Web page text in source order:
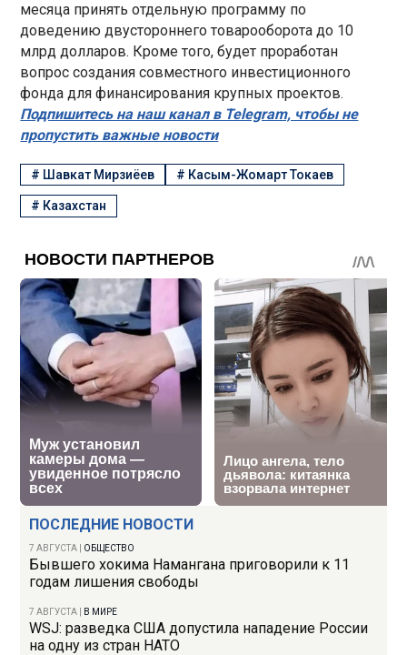
ПОСЛЕДНИЕ НОВОСТИ
7 АВГУСТА ОБЩЕСТВО
Бывшего хокима Намангана приговорили к 11
годам лишения свободы
7 АВГУСТА В МИРЕ
WSJ: разведка США допустила нападение России
на одну из стран НАТО
месяца принять отдельную программу по
доведению двустороннего товарооборота до 10
млрд долларов. Кроме того, будет проработан
вопрос создания совместного инвестиционного
фонда для финансирования крупных проектов.
Подпишитесь на наш канал в Telegram, чтобы не
пропустить важные новости
# Шавкат Мирзиёев # Касым-Жомарт Токаев
# Казахстан